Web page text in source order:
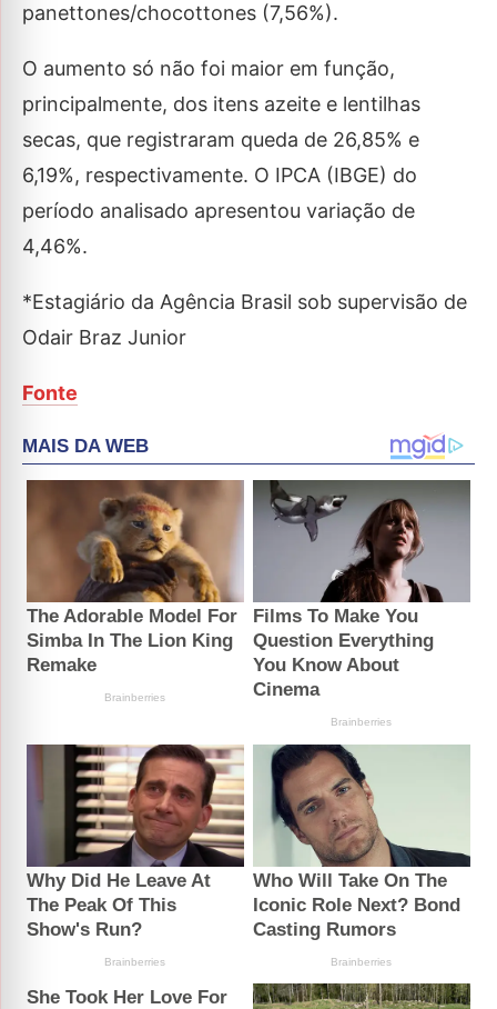
panettones/chocottones (7,56%).
O aumento só não foi maior em função,
principalmente, dos itens azeite e lentilhas
secas, que registraram queda de 26,85% e
6,19%, respectivamente. O IPCA (IBGE) do
período analisado apresentou variação de
4,46%.
*Estagiário da Agência Brasil sob supervisão de
Odair Braz Junior
Fonte